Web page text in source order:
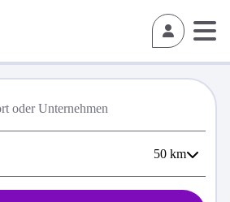
50 km